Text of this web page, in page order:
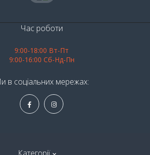
Час роботи
9:00-18:00 Вт-Пт
9:00-16:00 Сб-Нд-Пн
в соціальних мережах: